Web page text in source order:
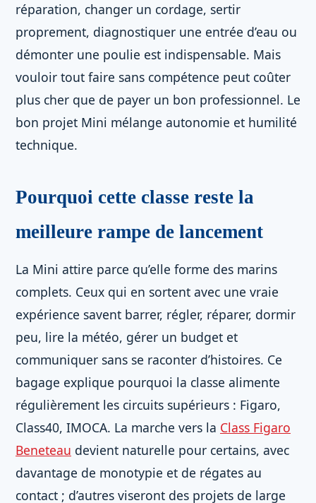
réparation, changer un cordage, sertir
proprement, diagnostiquer une entrée d’eau ou
démonter une poulie est indispensable. Mais
vouloir tout faire sans compétence peut coûter
plus cher que de payer un bon professionnel. Le
bon projet Mini mélange autonomie et humilité
technique.
Pourquoi cette classe reste la
meilleure rampe de lancement
La Mini attire parce qu’elle forme des marins
complets. Ceux qui en sortent avec une vraie
expérience savent barrer, régler, réparer, dormir
peu, lire la météo, gérer un budget et
communiquer sans se raconter d’histoires. Ce
bagage explique pourquoi la classe alimente
régulièrement les circuits supérieurs : Figaro,
Class40, IMOCA. La marche vers la Class Figaro
Beneteau devient naturelle pour certains, avec
davantage de monotypie et de régates au
contact ; d’autres viseront des projets de large